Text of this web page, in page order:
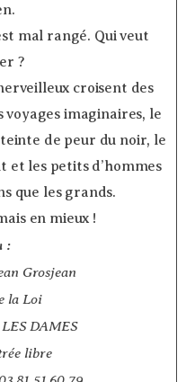
mal rangé. Qui veut
?
croisent des
voyages imaginaires, le
de peur du noir, le
et les petits d’hommes
que les grands.
en mieux !
:
Grosjean
la Loi
DAMES
libre